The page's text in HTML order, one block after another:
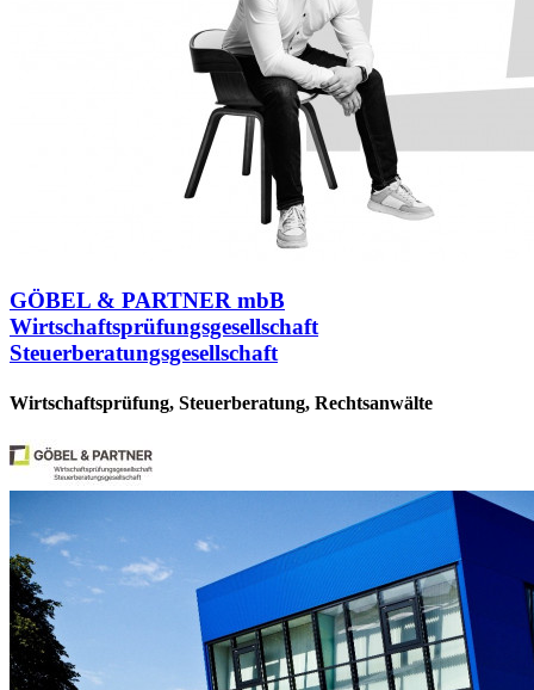
GÖBEL & PARTNER mbB
Wirtschaftsprüfungsgesellschaft
Steuerberatungsgesellschaft
Wirtschaftsprüfung, Steuerberatung, Rechtsanwälte